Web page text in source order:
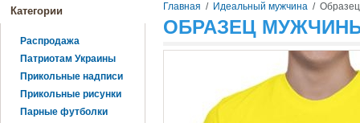
Категории
Распродажа
Патриотам Украины
Прикольные надписи
Прикольные рисунки
Парные футболки
Главная / Идеальный мужчина /
ОБРАЗЕЦ